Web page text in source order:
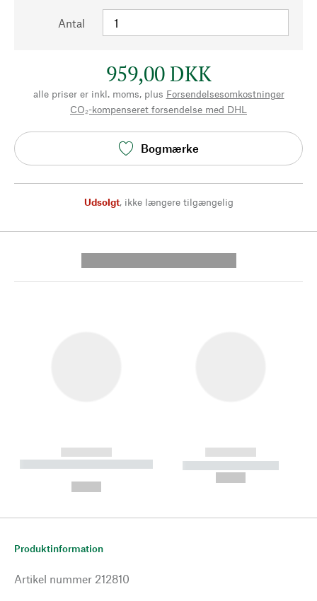
Antal
959,00 DKK
alle priser er inkl. moms, plus Forsendelsesomkostninger
CO₂-kompenseret forsendelse med DHL
Bogmærke
Udsolgt, ikke længere tilgængelig
------------
----------- ----------- --------
------------
----------- -----------
Produktinformation
Artikel nummer 212810